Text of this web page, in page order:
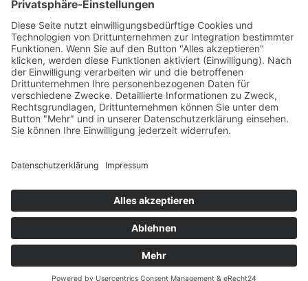
Legal
Impressum
Datenschutzerklärung
Cookie-Einstellungen
Programmkino.de richtet sich an Film- und Kinobegeisterte jeden
Geschlechts. Zur besseren Lesbarkeit haben wir uns aber entschlossen,
auf eine Doppelnennung oder Genderzeichen zu verzichten. Wo möglich
MADE BYMUMBOMEDIA